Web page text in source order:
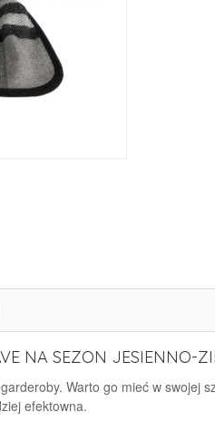
NA SEZON JESIENNO-
Warto go mieć w
efektowna.